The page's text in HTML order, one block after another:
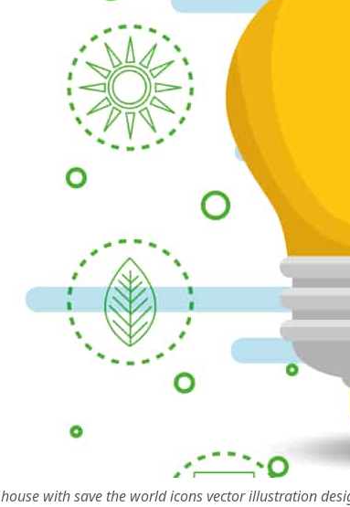
house with save the world icons vector illustration